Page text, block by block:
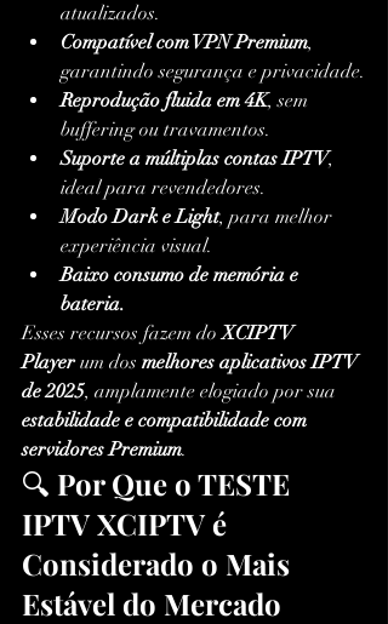
atualizados.
Compatível com VPN Premium,
garantindo segurança e privacidade.
Reprodução fluida em 4K, sem
buffering ou travamentos.
Suporte a múltiplas contas IPTV,
ideal para revendedores.
Modo Dark e Light, para melhor
experiência visual.
Baixo consumo de memória e
bateria.
Esses recursos fazem do XCIPTV
Player um dos melhores aplicativos IPTV
de 2025, amplamente elogiado por sua
estabilidade e compatibilidade com
servidores Premium.
🔍 Por Que o TESTE
IPTV XCIPTV é
Considerado o Mais
Estável do Mercado